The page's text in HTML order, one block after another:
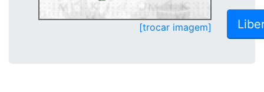
[trocar imagem]